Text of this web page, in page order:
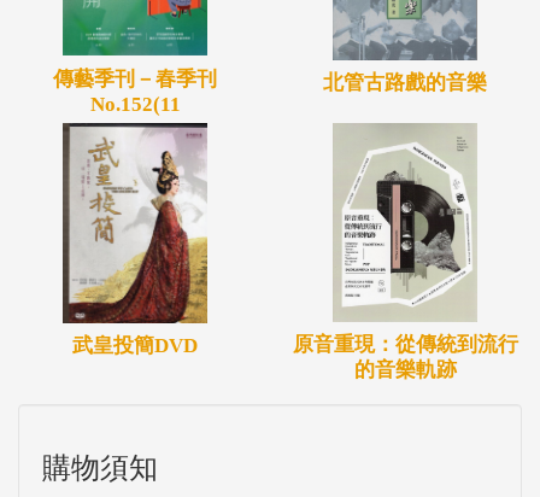
傳藝季刊－春季刊
No.152(11
北管古路戲的音樂
武皇投簡DVD
原音重現：從傳統到流行
的音樂軌跡
購物須知